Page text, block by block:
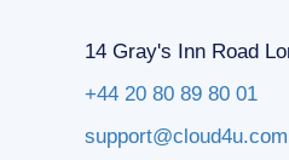
14 Gray's Inn Road
+44 20 80 89 80 01
support@cloud4u.com